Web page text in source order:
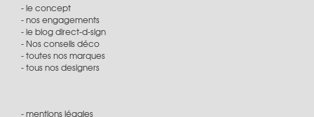
le concept
nos engagements
le blog direct-d-sign
Nos conseils déco
toutes nos marques
tous nos designers
mentions légales